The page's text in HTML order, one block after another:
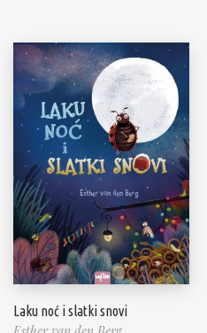
Laku noć i slatki snovi